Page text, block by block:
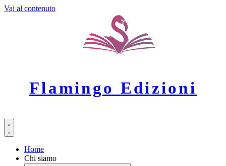
Vai al contenuto
Flamingo Edizioni
Home
Chi siamo